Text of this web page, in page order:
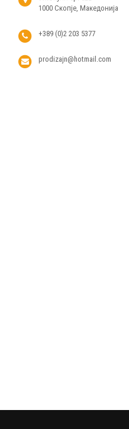
1000 Скопје, Македонија
+389 (0)2 203 5377
prodizajn@hotmail.com